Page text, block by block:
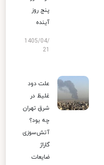
پنج روز
آینده
1405/04/
علت دود
غلیظ در
شرق تهران
چه بود؟
آتش‌سوزی
گاراژ
ضایعات